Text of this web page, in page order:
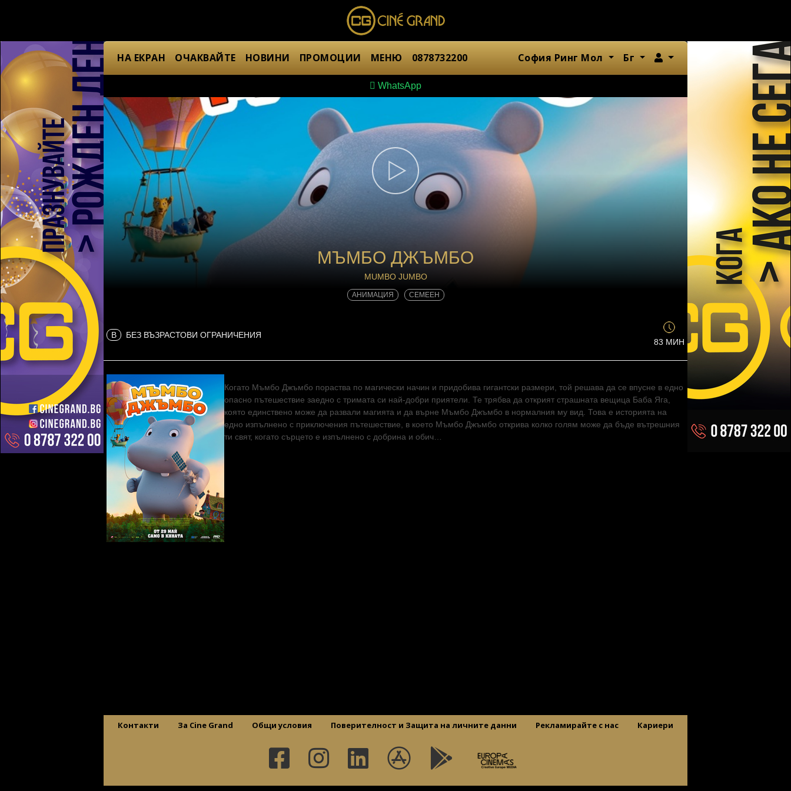
НА ЕКРАН ОЧАКВАЙТЕ НОВИНИ ПРОМОЦИИ МЕНЮ 0878732200 София Ринг Мол Бг Член
WhatsApp
МЪМБО ДЖЪМБО
MUMBO JUMBO
АНИМАЦИЯ СЕМЕЕН
B БЕЗ ВЪЗРАСТОВИ ОГРАНИЧЕНИЯ
83 МИН
Когато Мъмбо Джъмбо пораства по магически начин и придобива гигантски размери, той решава да се впусне в едно
опасно пътешествие заедно с тримата си най-добри приятели. Те трябва да открият страшната вещица Баба Яга,
която единствено може да развали магията и да върне Мъмбо Джъмбо в нормалния му вид. Това е историята на
едно изпълнено с приключения пътешествие, в което Мъмбо Джъмбо открива колко голям може да бъде вътрешния
ти свят, когато сърцето е изпълнено с добрина и обич…
Контакти За Cine Grand Общи условия Поверителност и Защита на личните данни Рекламирайте с нас Кариери